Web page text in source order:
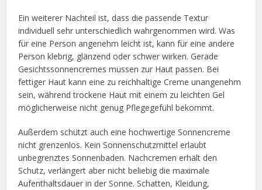
Ein weiterer Nachteil ist, dass die passende Textur
individuell sehr unterschiedlich wahrgenommen wird. Was
für eine Person angenehm leicht ist, kann für eine andere
Person klebrig, glänzend oder schwer wirken. Gerade
Gesichtssonnencremes müssen zur Haut passen. Bei
fettiger Haut kann eine zu reichhaltige Creme unangenehm
sein, während trockene Haut mit einem zu leichten Gel
möglicherweise nicht genug Pflegegefühl bekommt.
Außerdem schützt auch eine hochwertige Sonnencreme
nicht grenzenlos. Kein Sonnenschutzmittel erlaubt
unbegrenztes Sonnenbaden. Nachcremen erhält den
Schutz, verlängert aber nicht beliebig die maximale
Aufenthaltsdauer in der Sonne. Schatten, Kleidung,